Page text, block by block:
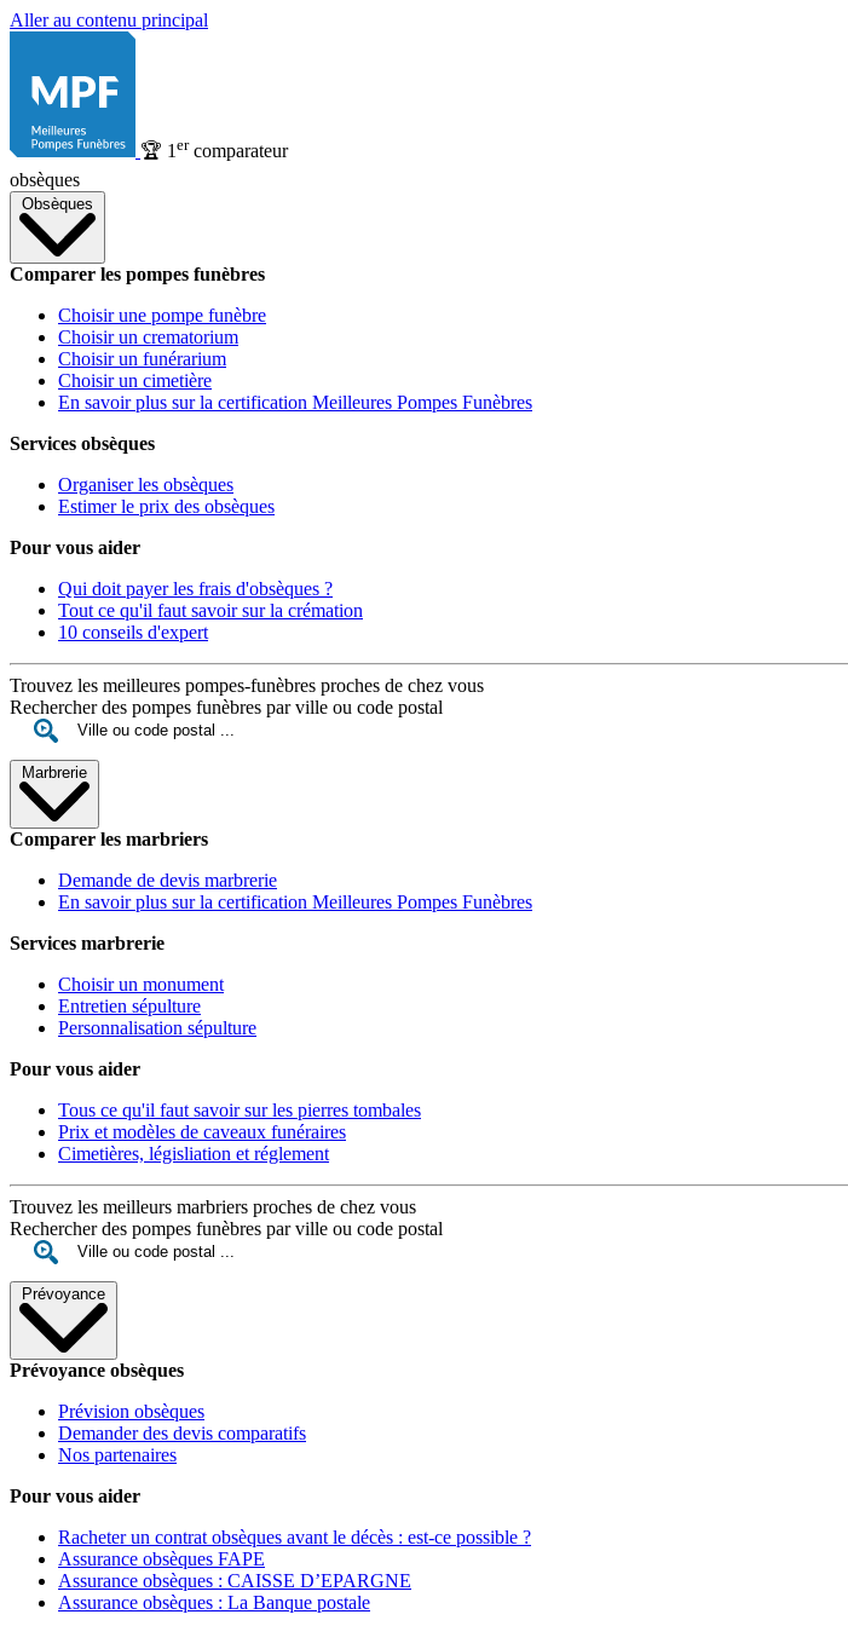
Aller au contenu principal
🏆 1 ercomparateur
obsèques
Obsèques
Comparer les pompes funèbres
Choisir une pompe funèbre
Choisir un crematorium
Choisir un funérarium
Choisir un cimetière
En savoir plus sur la certification Meilleures Pompes Funèbres
Services obsèques
Organiser les obsèques
Estimer le prix des obsèques
Pour vous aider
Qui doit payer les frais d'obsèques ?
Tout ce qu'il faut savoir sur la crémation
10 conseils d'expert
Trouvez les meilleures pompes-funèbres proches de chez vous
Rechercher des pompes funèbres par ville ou code postal
Marbrerie
Comparer les marbriers
Demande de devis marbrerie
En savoir plus sur la certification Meilleures Pompes Funèbres
Services marbrerie
Choisir un monument
Entretien sépulture
Personnalisation sépulture
Pour vous aider
Tous ce qu'il faut savoir sur les pierres tombales
Prix et modèles de caveaux funéraires
Cimetières, législiation et réglement
Trouvez les meilleurs marbriers proches de chez vous
Rechercher des pompes funèbres par ville ou code postal
Prévoyance
Prévoyance obsèques
Prévision obsèques
Demander des devis comparatifs
Nos partenaires
Pour vous aider
Racheter un contrat obsèques avant le décès : est-ce possible ?
Assurance obsèques FAPE
Assurance obsèques : CAISSE D’EPARGNE
Assurance obsèques : La Banque postale